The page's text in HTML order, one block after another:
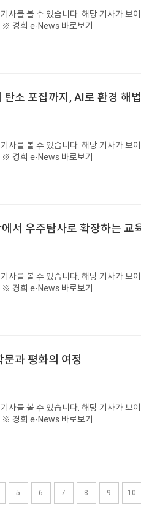
사를 볼 수 있습니다. 해당 기사가 보
기를 클릭해 주시기 바랍니다. ※ 경희 e-News 바로보기
소 포집까지, AI로 환경 해
사를 볼 수 있습니다. 해당 기사가 보
기를 클릭해 주시기 바랍니다. ※ 경희 e-News 바로보기
서 우주탐사로 확장하는 교
사를 볼 수 있습니다. 해당 기사가 보
기를 클릭해 주시기 바랍니다. ※ 경희 e-News 바로보기
과 평화의 여정
사를 볼 수 있습니다. 해당 기사가 보
기를 클릭해 주시기 바랍니다. ※ 경희 e-News 바로보기
5 6 7 8 9 10